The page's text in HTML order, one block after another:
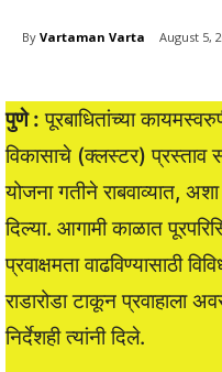
By Vartaman Varta August 5,
पुणे : पूरबाधितांच्या
विकासाचे (क्लस्टर) प्रस्ताव
योजना गतीने राबवाव्यात,
दिल्या. आगामी काळात
प्रवाक्षमता वाढविण्यासाठी
राडारोडा टाकून प्रवाहाला
निर्देशही त्यांनी दिले.